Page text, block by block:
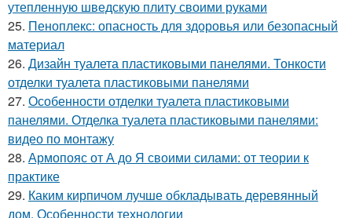
утепленную шведскую плиту своими руками
25. Пеноплекс: опасность для здоровья или безопасный
материал
26. Дизайн туалета пластиковыми панелями. Тонкости
отделки туалета пластиковыми панелями
27. Особенности отделки туалета пластиковыми
панелями. Отделка туалета пластиковыми панелями:
видео по монтажу
28. Армопояс от А до Я своими силами: от теории к
практике
29. Каким кирпичом лучше обкладывать деревянный
дом. Особенности технологии